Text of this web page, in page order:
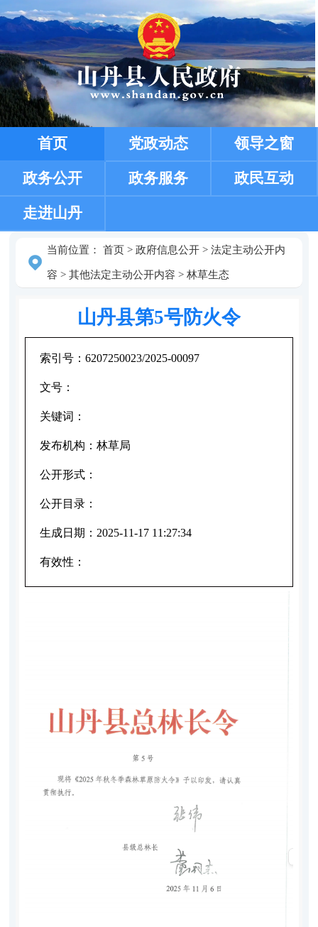
首页 党政动态 领导之窗
政务公开 政务服务 政民互动
走进山丹
当前位置： 首页> 政府信息公开> 法定主动公开内
容 > 其他法定主动公开内容 > 林草生态
山丹县第5号防火令
索引号： 6207250023/2025-00097
文号：
关键词：
发布机构： 林草局
公开形式：
公开目录：
生成日期： 2025-11-17 11:27:34
有效性：